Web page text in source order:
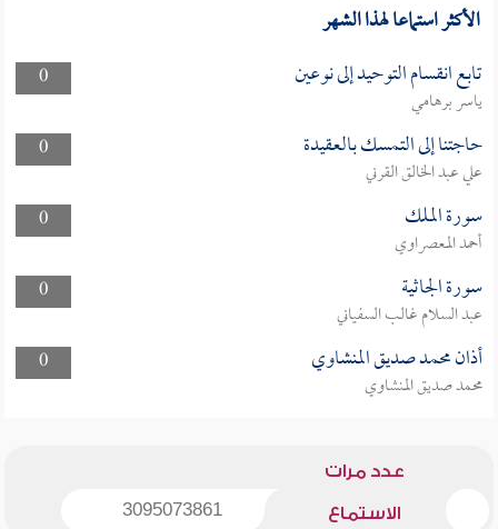
الأكثر استماعا لهذا الشهر
0 تابع انقسام التوحيد إلى نوعين
ياسر برهامي
0
حاجتنا إلى التمسك بالعقيدة
علي عبد الخالق القرني
0
سورة الملك
أحمد المعصراوي
0
سورة الجاثية
عبد السلام غالب السفياني
0
أذان محمد صديق المنشاوي
محمد صديق المنشاوي
عدد مرات
الاستماع 3095073861